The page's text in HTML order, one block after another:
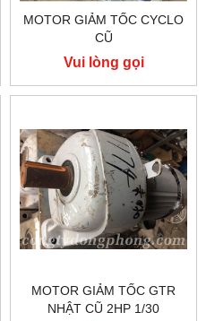
MOTOR GIẢM TỐC CYCLO
CŨ
Vui lòng gọi
MOTOR GIẢM TỐC GTR
NHẬT CŨ 2HP 1/30